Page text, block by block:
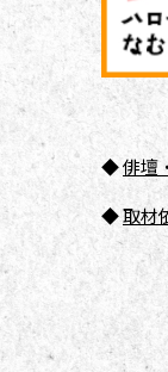
◆俳壇
◆取材